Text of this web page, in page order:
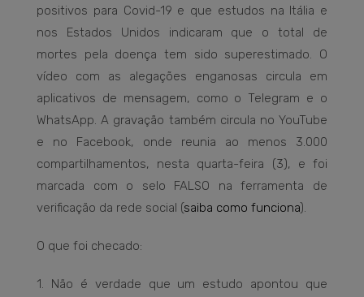
positivos para Covid-19 e que estudos na Itália e
nos Estados Unidos indicaram que o total de
mortes pela doença tem sido superestimado. O
vídeo com as alegações enganosas circula em
aplicativos de mensagem, como o Telegram e o
WhatsApp. A gravação também circula no YouTube
e no Facebook, onde reunia ao menos 3.000
compartilhamentos, nesta quarta-feira (3), e foi
marcada com o selo FALSO na ferramenta de
verificação da rede social (saiba como funciona).
O que foi checado:
1. Não é verdade que um estudo apontou que